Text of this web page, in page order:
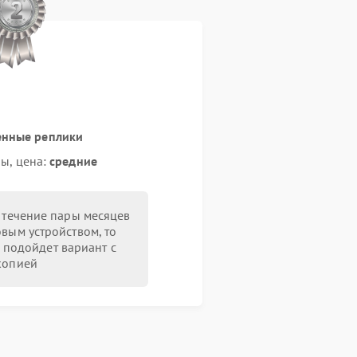
реплики
цена:средние
пары месяцев
устройством, то
вариант с